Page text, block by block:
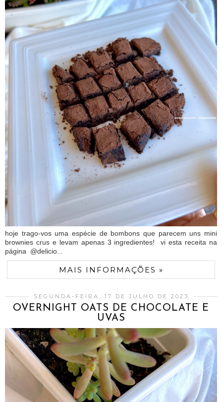
hoje trago-vos uma espécie de bombons que parecem uns mini
brownies crus e levam apenas 3 ingredientes! vi esta receita na
página @delicio...
MAIS INFORMAÇÕES »
SEGUNDA-FEIRA, 17 DE JULHO DE 2023
OVERNIGHT OATS DE CHOCOLATE E
UVAS